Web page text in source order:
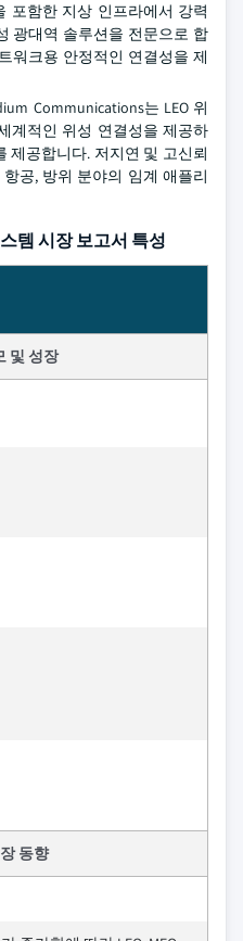
포함한 지상 인프라에서 강력
광대역 솔루션을 전문으로 합
워크용 안정적인 연결성을 제
Communications는 LEO 위
계적인 위성 연결성을 제공하
제공합니다. 저지연 및 고신뢰
공, 방위 분야의 임계 애플리
템 시장 보고서 특성
및 성장
동향